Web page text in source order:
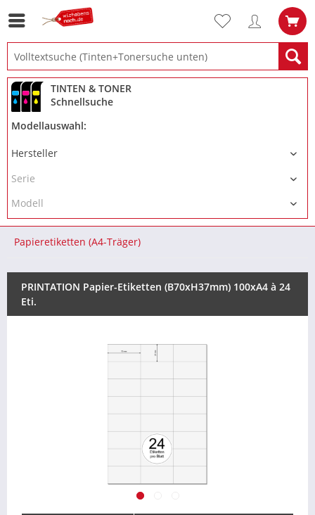
TINTEN & TONER
Schnellsuche
Modellauswahl:
Papieretiketten (A4-Träger)
PRINTATION Papier-Etiketten (B70xH37mm) 100xA4 à 24
Eti.